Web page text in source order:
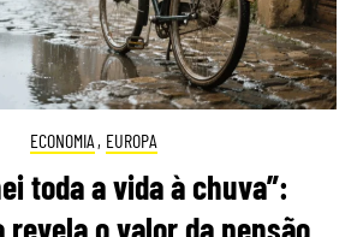
ECONOMIA , EUROPA
toda a vida à chuva”:
revela o valor da pensão